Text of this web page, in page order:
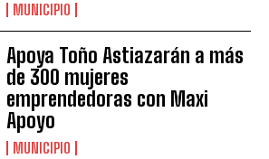
MUNICIPIO
Apoya Toño Astiazarán a más
de 300 mujeres
emprendedoras con Maxi
Apoyo
MUNICIPIO